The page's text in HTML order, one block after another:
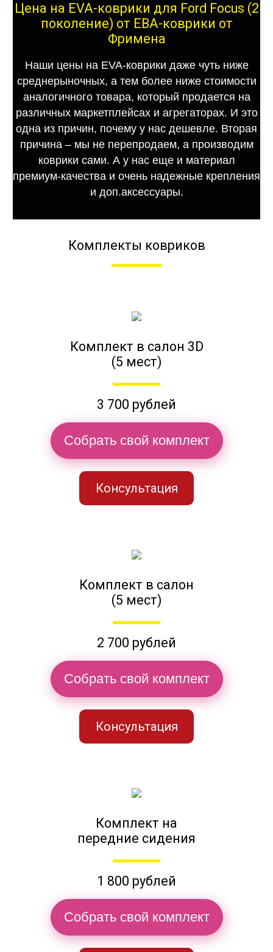
Цена на EVA-коврики для Ford Focus (2
поколение) от ЕВА-коврики от
Фримена
Наши цены на EVA-коврики даже чуть ниже
среднерыночных, а тем более ниже стоимости
аналогичного товара, который продается на
различных маркетплейсах и агрегаторах. И это
одна из причин, почему у нас дешевле. Вторая
причина – мы не перепродаем, а производим
коврики сами. А у нас еще и материал
премиум-качества и очень надежные крепления
и доп.аксессуары.
Комплекты ковриков
Комплект в салон 3D
(5 мест)
3 700 рублей
Собрать свой комплект
Консультация
Комплект в салон
(5 мест)
2 700 рублей
Собрать свой комплект
Консультация
Комплект на
передние сидения
1 800 рублей
Собрать свой комплект